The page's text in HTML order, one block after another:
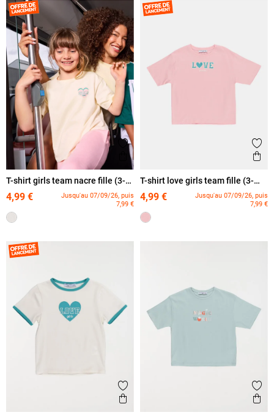
Ajouter aux favoris
Aperçu rapide
T-shirt girls team nacre fille (3-
12A)
4,99 €
Jusqu'au 07/09/26, puis
7,99 €
T-shirt love girls team fille (3-
12A)
4,99 €
Jusqu'au 07/09/26, puis
7,99 €
Ajouter aux favoris
Aperçu rapide